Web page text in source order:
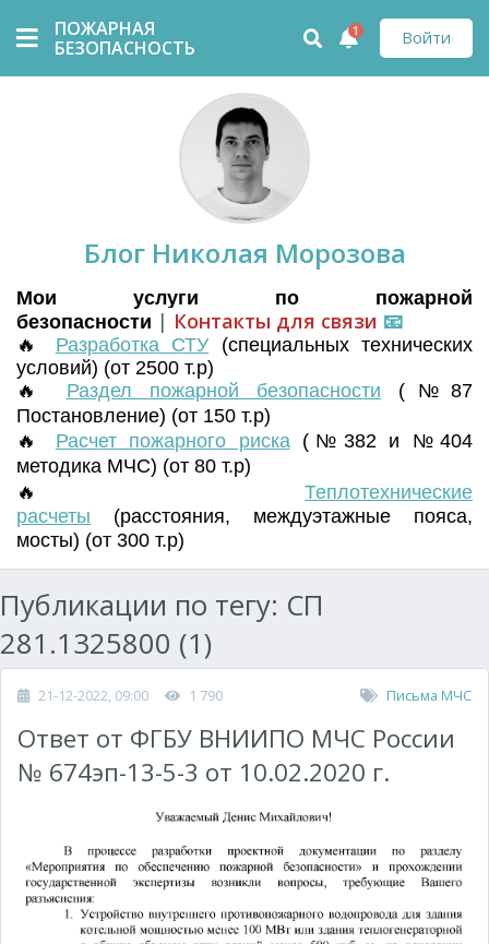
ПОЖАРНАЯ
БЕЗОПАСНОСТЬ
Войти
1
Блог Николая Морозова
Мои услуги по пожарной
безопасности | Контакты для связи 📧
🔥 Разработка СТУ (специальных технических
условий) (от 2500 т.р)
🔥 Раздел пожарной безопасности (№87
Постановление) (от 150 т.р)
🔥 Расчет пожарного риска(№382 и №404
методика МЧС) (от 80 т.р)
🔥 Теплотехнические
расчеты (расстояния, междуэтажные пояса,
мосты) (от 300 т.р)
Публикации по тегу: СП
281.1325800 (1)
21-12-2022, 09:00 1 790 Письма МЧС
Ответ от ФГБУ ВНИИПО МЧС России
№ 674эп-13-5-3 от 10.02.2020 г.